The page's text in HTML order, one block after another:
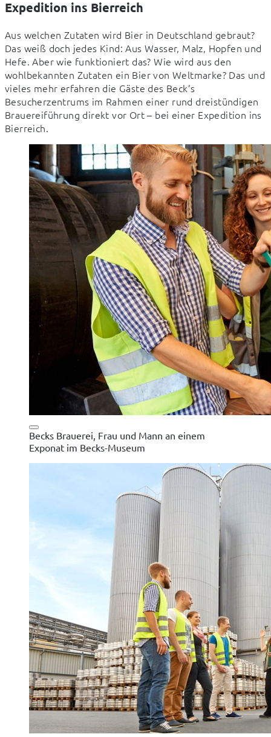
Expedition ins Bierreich
Aus welchen Zutaten wird Bier in Deutschland gebraut?
Das weiß doch jedes Kind: Aus Wasser, Malz, Hopfen und
Hefe. Aber wie funktioniert das? Wie wird aus den
wohlbekannten Zutaten ein Bier von Weltmarke? Das und
vieles mehr erfahren die Gäste des Beck’s
Besucherzentrums im Rahmen einer rund dreistündigen
Brauereiführung direkt vor Ort – bei einer Expedition ins
Bierreich.
Becks Brauerei, Frau und Mann an einem
Exponat im Becks-Museum